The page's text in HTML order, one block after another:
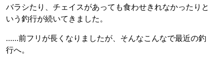
バラシたり、チェイスがあっても食わせきれなかったりと
いう釣行が続いてきました。
……前フリが長くなりましたが、そんなこんなで最近の釣
行へ。